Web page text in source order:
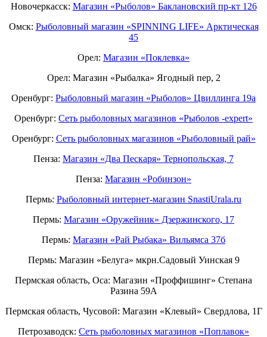
Новочеркасск: Магазин «Рыболов» Баклановский пр-кт 126
Омск: Рыболовный магазин «SPINNING LIFE» Арктическая
45
Орел: Магазин «Поклевка»
Орел: Магазин «Рыбалка» Ягодный пер, 2
Оренбург: Рыболовный магазин «Рыболов» Цвиллинга 19а
Оренбург: Сеть рыболовных магазинов «Рыболов -expert»
Оренбург: Сеть рыболовных магазинов «Рыболовный рай»
Пенза: Магазин «Два Пескаря» Тернопольская, 7
Пенза: Магазин «Робинзон»
Пермь: Рыболовный интернет-магазин SnastiUrala.ru
Пермь: Магазин «Оружейник» Дзержинского, 17
Пермь: Магазин «Рай Рыбака» Вильямса 37б
Пермь: Магазин «Белуга» мкрн.Садовый Уинская 9
Пермская область, Оса: Магазин «Проффишинг» Степана
Разина 59А
Пермская область, Чусовой: Магазин «Клевый» Свердлова, 1Г
Петрозаводск: Сеть рыболовных магазинов «Поплавок»